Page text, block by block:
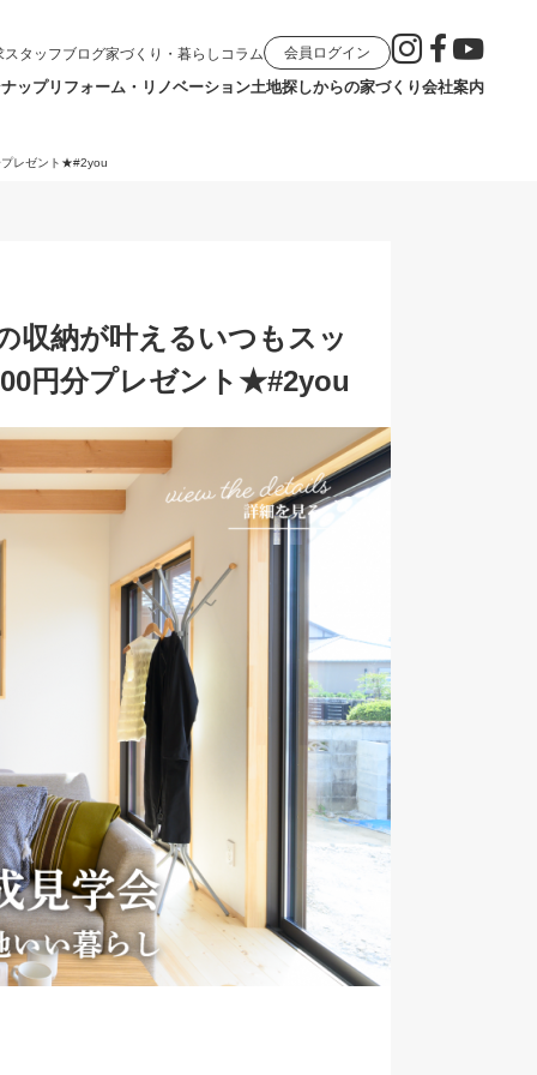
ップリフォーム・リノベーション土地探しからの家づくり会社案内
スタッフブログ家づくり・暮らしコラム 会員ログイン
プレゼント★#2you
収納が叶えるいつもスッ
円分プレゼント★#2you